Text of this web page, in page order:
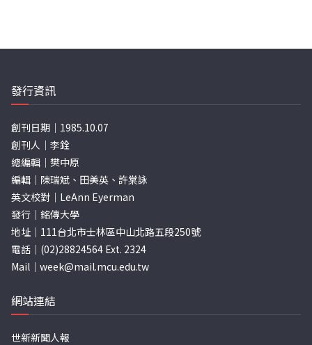
發行資訊
創刊日期｜1985.10.07
創刊人｜李銓
總編輯｜樊中原
編輯｜陳瑞斌、田美英、許棠詠
英文校對｜LeAnn Eyerman
發行｜銘傳大學
地址｜111台北市士林區中山北路五段250號
電話｜(02)28824564 Ext. 2324
Mail｜ week@mail.mcu.edu.tw
網站連結
世新新聞人報